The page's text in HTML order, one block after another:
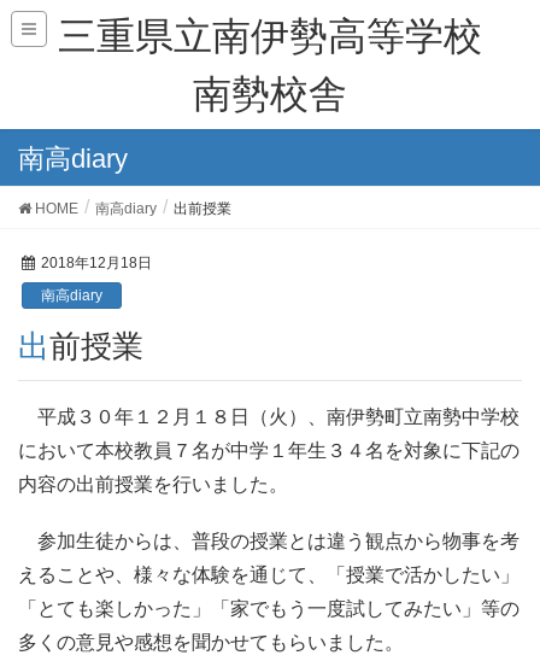
三重県立南伊勢高等学校
南勢校舎
南高diary
HOME 南高diary 出前授業
2018年12月18日
南高diary
出前授業
平成３０年１２月１８日（火）、南伊勢町立南勢中学校
において本校教員７名が中学１年生３４名を対象に下記の
内容の出前授業を行いました。
参加生徒からは、普段の授業とは違う観点から物事を考
えることや、様々な体験を通じて、「授業で活かしたい」
「とても楽しかった」「家でもう一度試してみたい」等の
多くの意見や感想を聞かせてもらいました。